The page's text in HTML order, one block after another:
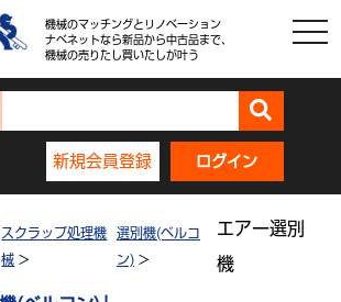
機械のマッチングとリノベーション
ナベネットなら新品から中古品まで、
機械の売りたし買いたしが叶う
新規会員登録 ログイン
スクラップ処理機
械 >
選別機(ベルコ
ン)>
エアー選別
機